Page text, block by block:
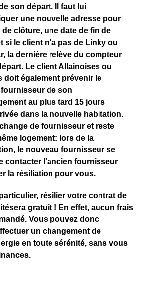
son départ. Il faut lui
une nouvelle adresse pour
de clôture, une date de fin de
si le client n’a pas de Linky ou
, la dernière relève du compteur
Le clientAllainoises ou
doit également prévenir le
de son
au plus tard 15 jours
dans la nouvelle habitation.
de fournisseur et reste
logement: lors de la
le nouveau fournisseur se
contacter l'ancien fournisseur
la résiliation pour vous.
résilier votre contrat de
sera gratuit ! En effet, aucun frais
Vous pouvez donc
un changement de
en toute sérénité, sans vous